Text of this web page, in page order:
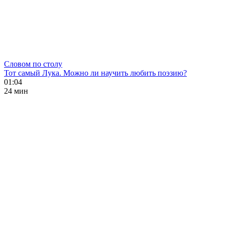
Словом по столу
Тот самый Лука. Можно ли научить любить поэзию?
01:04
24 мин